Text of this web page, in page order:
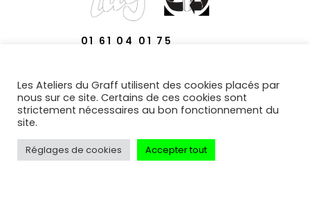
01 61 04 01 75
29 AVENUE DES TERNES
75017 PARIS
Les Ateliers du Graff utilisent des cookies placés par
nous sur ce site. Certains de ces cookies sont
strictement nécessaires au bon fonctionnement du
site.
Réglages de cookies Accepter tout